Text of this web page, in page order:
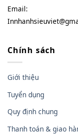
Email:
Chính sách
Giới thiệu
Tuyển dụng
Quy định chung
Thanh toán & giao